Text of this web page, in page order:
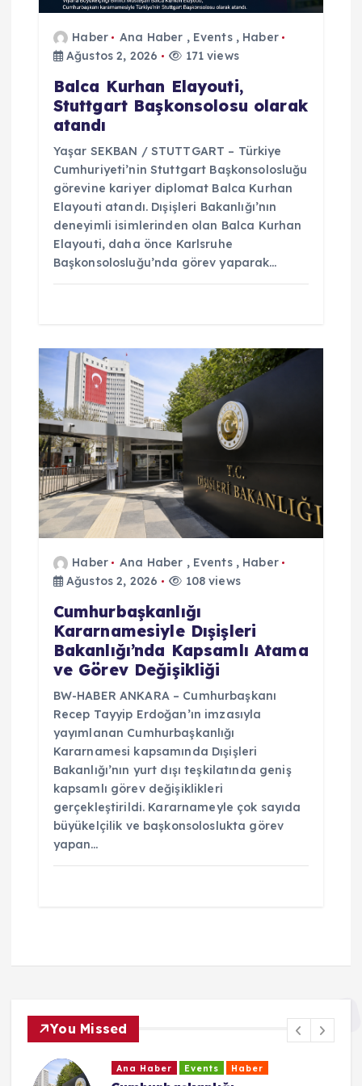
Haber Ana Haber , Events, Haber
Ağustos 2, 2026
171 views
Balca Kurhan Elayouti,
Stuttgart Başkonsolosu olarak
atandı
Yaşar SEKBAN / STUTTGART – Türkiye
Cumhuriyeti’nin Stuttgart Başkonsolosluğu
görevine kariyer diplomat Balca Kurhan
Elayouti atandı. Dışişleri Bakanlığı’nın
deneyimli isimlerinden olan Balca Kurhan
Elayouti, daha önce Karlsruhe
Başkonsolosluğu’nda görev yaparak…
Haber Ana Haber , Events, Haber
Ağustos 2, 2026
108 views
Cumhurbaşkanlığı
Kararnamesiyle Dışişleri
Bakanlığı’nda Kapsamlı Atama
ve Görev Değişikliği
BW-HABER ANKARA – Cumhurbaşkanı
Recep Tayyip Erdoğan’ın imzasıyla
yayımlanan Cumhurbaşkanlığı
Kararnamesi kapsamında Dışişleri
Bakanlığı’nın yurt dışı teşkilatında geniş
kapsamlı görev değişiklikleri
gerçekleştirildi. Kararnameyle çok sayıda
büyükelçilik ve başkonsoloslukta görev
yapan…
You Missed
Ana Haber Events Haber